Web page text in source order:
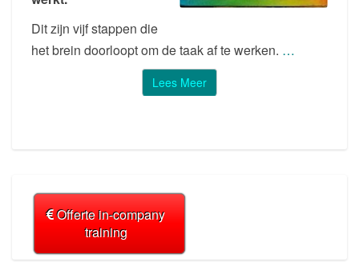
Dit zijn vijf stappen die
het brein doorloopt om de taak af te werken. …
Lees MeerLees Meer
Offerte in-company
training